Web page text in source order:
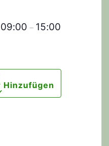
09:00 – 15:00
Hinzufügen